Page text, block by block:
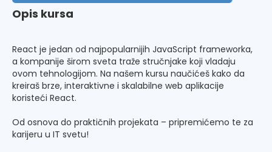
Opis kursa
React je jedan od najpopularnijih JavaScript frameworka,
a kompanije širom sveta traže stručnjake koji vladaju
ovom tehnologijom. Na našem kursu naučićeš kako da
kreiraš brze, interaktivne i skalabilne web aplikacije
koristeći React.
Od osnova do praktičnih projekata – pripremićemo te za
karijeru u IT svetu!